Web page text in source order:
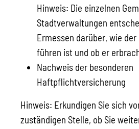
Hinweis: Die einzelnen
Stadtverwaltungen
Ermessen darüber, wie
führen ist und ob er
Nachweis der besonderen
Haftpflichtversicherung
Hinweis: Erkundigen Sie sich
zuständigen Stelle, ob Sie